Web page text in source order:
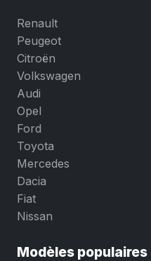
Renault
Peugeot
Citroën
Volkswagen
Audi
Opel
Ford
Toyota
Mercedes
Dacia
Fiat
Nissan
Modèles populaires